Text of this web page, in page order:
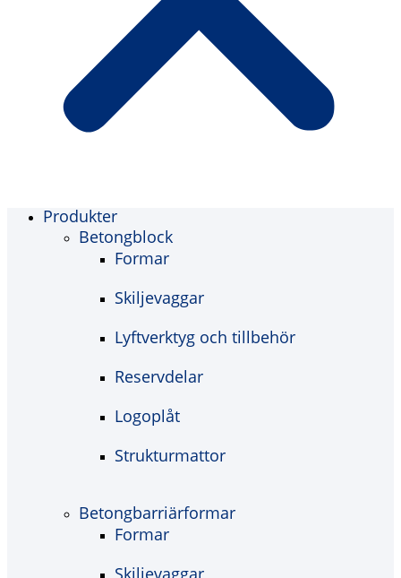
Produkter
Betongblock
Formar
Skiljevaggar
Lyftverktyg och tillbehör
Reservdelar
Logoplåt
Strukturmattor
Betongbarriärformar
Formar
Skiljevaggar